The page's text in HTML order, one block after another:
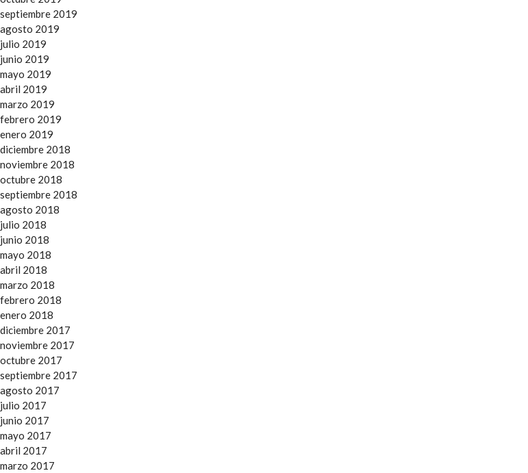
septiembre 2019
agosto 2019
julio 2019
junio 2019
mayo 2019
abril 2019
marzo 2019
febrero 2019
enero 2019
diciembre 2018
noviembre 2018
octubre 2018
septiembre 2018
agosto 2018
julio 2018
junio 2018
mayo 2018
abril 2018
marzo 2018
febrero 2018
enero 2018
diciembre 2017
noviembre 2017
octubre 2017
septiembre 2017
agosto 2017
julio 2017
junio 2017
mayo 2017
abril 2017
marzo 2017